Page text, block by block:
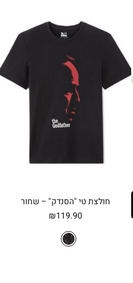
חולצת טי "הסנדק" – שחור
₪119.90